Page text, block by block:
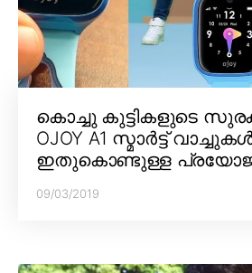
കൊച്ചു കുട്ടികളുടെ
OJOY A1 സ്മാർട്ട്
ഇതുകൊണ്ടുള്ള
09/03/2019